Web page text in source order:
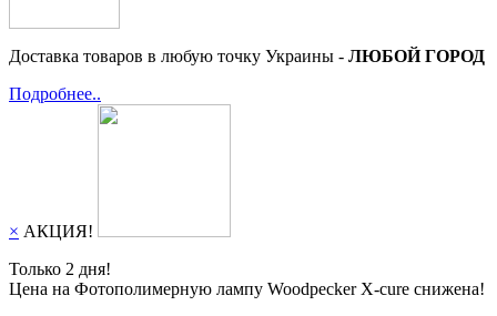
Доставка товаров в любую точку Украины - ЛЮБОЙ ГОРОД
Подробнее..
× АКЦИЯ!
Только 2 дня!
Цена на Фотополимерную лампу Woodpecker X-cure снижена!